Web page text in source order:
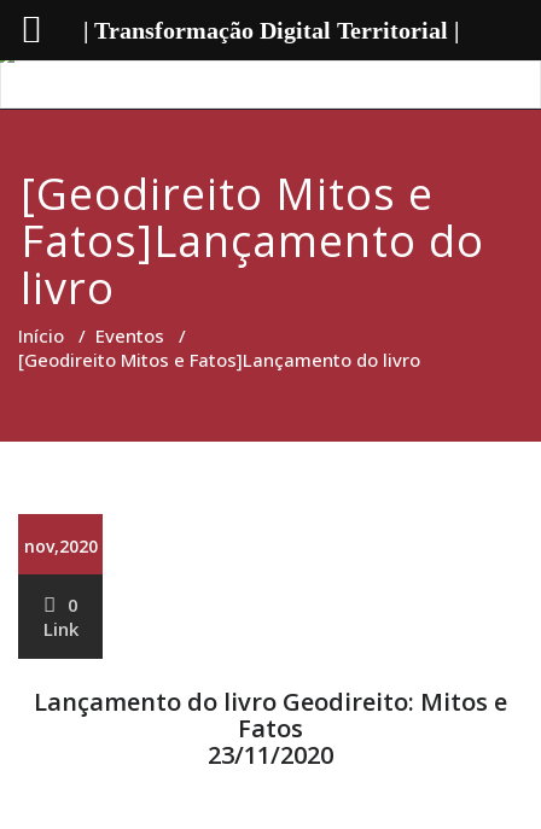
[Geodireito Mitos e
Fatos]Lançamento do
livro
Início / Eventos /
[Geodireito Mitos e Fatos]Lançamento do livro
nov,2020
0
Link
Lançamento do livro Geodireito: Mitos e
Fatos
23/11/2020
| Transformação Digital Territorial |